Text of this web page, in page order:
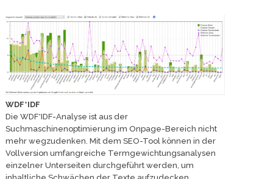
WDF*IDF
Die WDF*IDF-Analyse ist aus der
Suchmaschinenoptimierung im Onpage-Bereich nicht
mehr wegzudenken. Mit dem SEO-Tool können in der
Vollversion umfangreiche Termgewichtungsanalysen
einzelner Unterseiten durchgeführt werden, um